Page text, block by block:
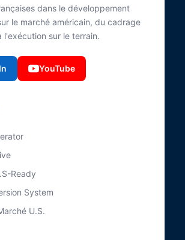
dans le développement
le marché américain, du cadrage
l'exécution sur le terrain.
YouTube
Ready
System
U.S.